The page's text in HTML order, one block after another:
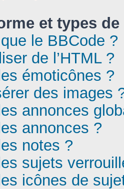
et types
le BBCode ?
de l’HTML ?
émoticônes ?
des images
annonces
annonces ?
notes ?
sujets
icônes de